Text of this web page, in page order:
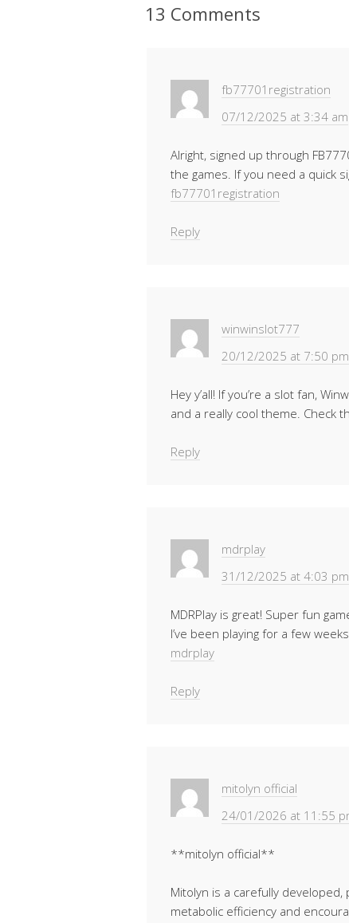
Li A o
13 Comments
fb77701registration
07/12/2025 at 3:34 am
Alright, signed up through
the games. If you need a quick
fb77701registration
Reply
winwinslot777
20/12/2025 at 7:50 pm
Hey y’all! If you’re a slot fan,
and a really cool theme. Check
Reply
mdrplay
31/12/2025 at 4:03 pm
MDRPlay is great! Super fun
I’ve been playing for a few
mdrplay
Reply
mitolyn official
24/01/2026 at 11:55
**mitolyn official**
Mitolyn is a carefully
metabolic efficiency and